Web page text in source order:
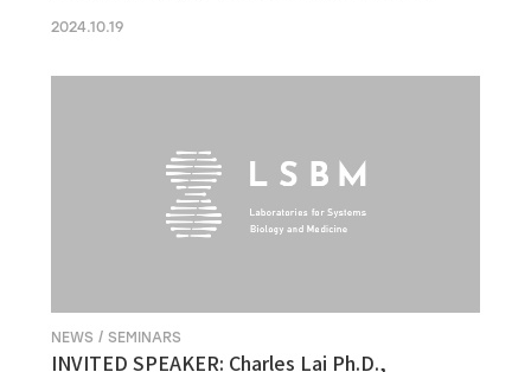
2024.10.19
NEWS / SEMINARS
INVITED SPEAKER: Charles Lai Ph.D.,